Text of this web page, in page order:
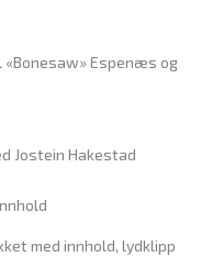
«Bonesaw» Espenæs og
Jostein Hakestad
med innhold, lydklipp